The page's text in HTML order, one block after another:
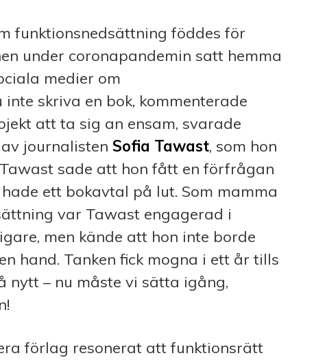
funktionsnedsättning föddes för
under coronapandemin satt hemma
medier om
skriva en bok, kommenterade
att ta sig an ensam, svarade
journalisten Sofia Tawast, som hon
sade att hon fått en förfrågan
ett bokavtal på lut. Som mamma
var Tawast engagerad i
men kände att hon inte borde
hand. Tanken fick mogna i ett år tills
nytt – nu måste vi sätta igång,
förlag resonerat att funktionsrätt